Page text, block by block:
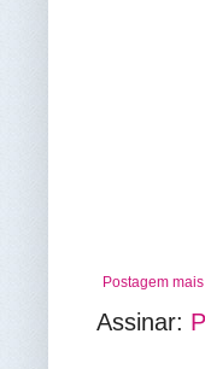
Postagem
Assinar: